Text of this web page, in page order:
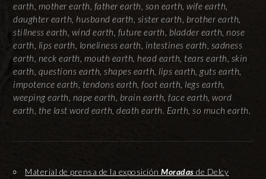
earth, mother earth, father earth, son earth, wife earth,
daughter earth, husband earth, sister earth, brother earth,
stillness earth, wind earth, future earth, bladder earth, nose
earth, lips earth, loneliness earth, intestines earth, sadness
earth, neck earth, mouth earth, head earth, tears earth, skin
earth, questions earth, shapes earth, lips earth, guts earth,
impotence earth, tendons earth, foot earth, legs earth,
weeping earth, nape earth, brain earth, face earth, word
earth, the last word earth, death earth. Earth, so much earth.
Material de prensa de la exposiciónMoradas de Delcy